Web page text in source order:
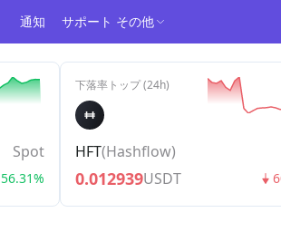
通知 サポート その他
Spot
56.31%
下落率トップ (24h)
HFT(Hashflow)
0.012939USDT